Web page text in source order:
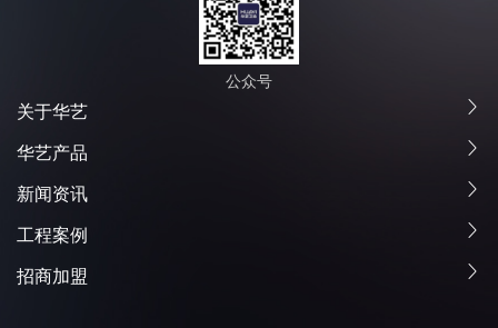
公众号
关于华艺
华艺产品
新闻资讯
工程案例
招商加盟